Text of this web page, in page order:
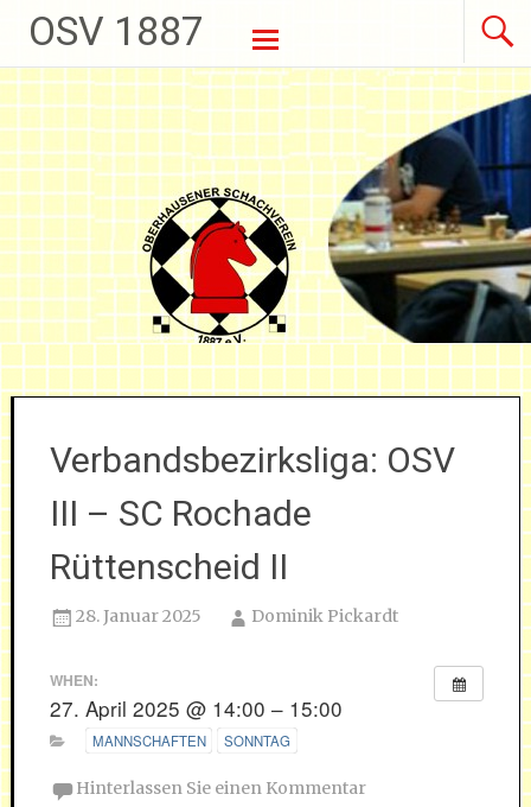
OSV 1887
Weiter zum Inhalt
Verbandsbezirksliga: OSV
III – SC Rochade
Rüttenscheid II
28. Januar 2025 Dominik Pickardt
WHEN:
27. April 2025 @ 14:00 – 15:00
MANNSCHAFTEN SONNTAG
Hinterlassen Sie einen Kommentar